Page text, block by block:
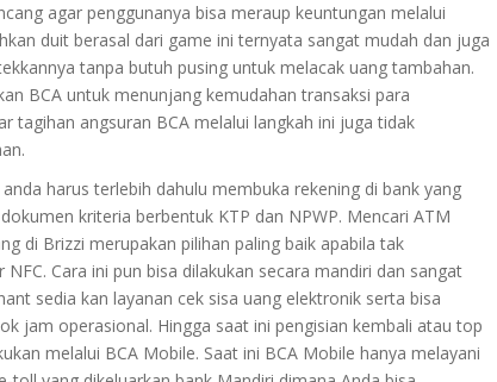
agar penggunanya bisa meraup keuntungan melalui
duit berasal dari game ini ternyata sangat mudah dan juga
tanpa butuh pusing untuk melacak uang tambahan.
BCA untuk menunjang kemudahan transaksi para
tagihan angsuran BCA melalui langkah ini juga tidak
harus terlebih dahulu membuka rekening di bank yang
kriteria berbentuk KTP dan NPWP. Mencari ATM
di Brizzi merupakan pilihan paling baik apabila tak
Cara ini pun bisa dilakukan secara mandiri dan sangat
sedia kan layanan cek sisa uang elektronik serta bisa
jam operasional. Hingga saat ini pengisian kembali atau top
melalui BCA Mobile. Saat ini BCA Mobile hanya melayani